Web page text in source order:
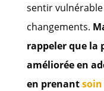
sentir
changements.
rappeler que la
améliorée en
en prenant